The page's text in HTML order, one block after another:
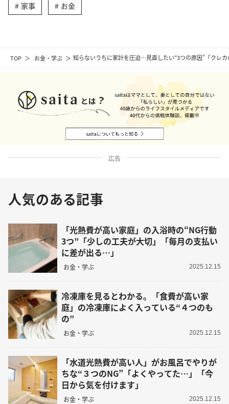
TOP お金・学ぶ 知らないうちに家計を圧迫…見直したい“3つの原因”「クレ
家事 お金
広告
人気のある記事
「光熱費が高い家庭」の入浴時の“NG行動
3つ”「少しの工夫が大切」「毎月の支払い
に差が出る…」
お金・学ぶ 2025.12.15
冷凍庫を見るとわかる。「食費が高い家
庭」の冷凍庫によく入っている“４つのも
の”
お金・学ぶ 2025.12.15
「水道光熱費が高い人」がお風呂でやりが
ちな“３つのNG”「よくやってた…」「今
日から気を付けます」
お金・学ぶ 2025.12.15